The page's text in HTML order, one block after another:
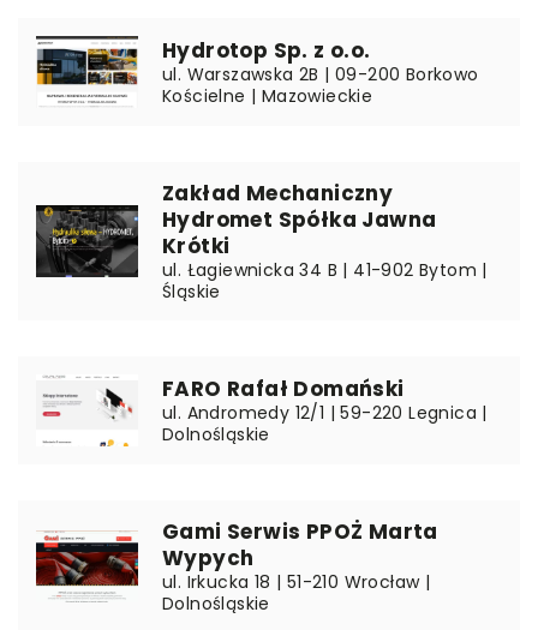
Hydrotop Sp. z o.o.
ul. Warszawska 2B | 09-200 Borkowo
Kościelne | Mazowieckie
Zakład Mechaniczny
Hydromet Spółka Jawna
Krótki
ul. Łagiewnicka 34 B | 41-902 Bytom |
Śląskie
FARO Rafał Domański
ul. Andromedy 12/1 | 59-220 Legnica |
Dolnośląskie
Gami Serwis PPOŻ Marta
Wypych
ul. Irkucka 18 | 51-210 Wrocław |
Dolnośląskie